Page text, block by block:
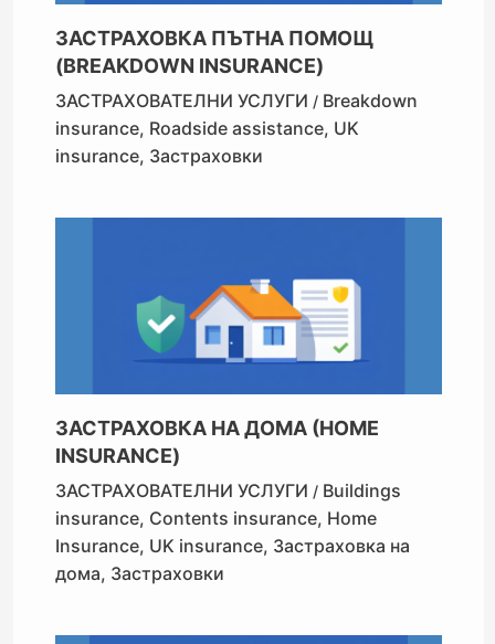
ЗАСТРАХОВКА ПЪТНА ПОМОЩ
(BREAKDOWN INSURANCE)
ЗАСТРАХОВАТЕЛНИ УСЛУГИ / Breakdown
insurance, Roadside assistance, UK
insurance, Застраховки
ЗАСТРАХОВКА НА ДОМА (HOME
INSURANCE)
ЗАСТРАХОВАТЕЛНИ УСЛУГИ / Buildings
insurance, Contents insurance, Home
Insurance, UK insurance, Застраховка на
дома, Застраховки